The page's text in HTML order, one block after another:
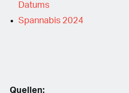
Datums
Spannabis 2024
Quellen: